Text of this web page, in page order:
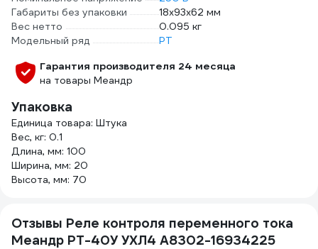
Габариты без упаковки
18х93х62 мм
Вес нетто
0.095 кг
Модельный ряд
РТ
Гарантия производителя 24 месяца
на товары Меандр
Упаковка
Единица товара: Штука
Вес, кг: 0.1
Длина, мм: 100
Ширина, мм: 20
Высота, мм: 70
Отзывы Реле контроля переменного тока
Меандр РТ-40У УХЛ4 A8302-16934225